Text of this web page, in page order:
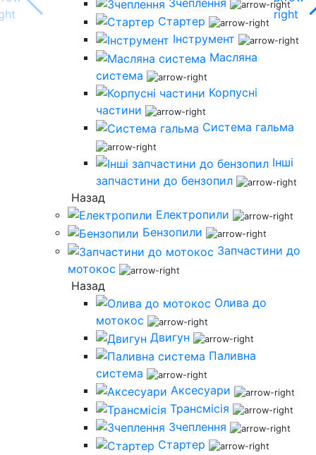
Зчеплення
Стартер
Інструмент
Масляна
система
Корпусні
частини
Система гальма
Інші
запчастини до бензопил
Назад
Електропили
Бензопили
Запчастини до
мотокос
Назад
Олива до
мотокос
Двигун
Паливна
система
Аксесуари
Трансмісія
Зчеплення
Стартер